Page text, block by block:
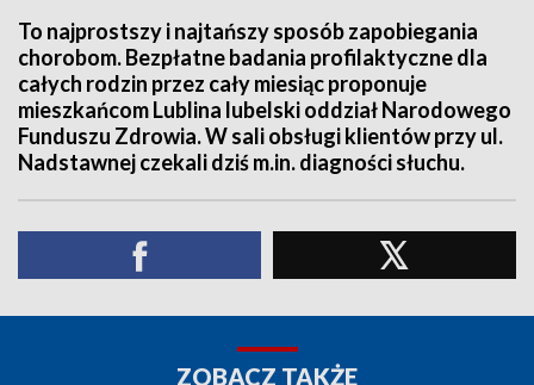
To najprostszy i najtańszy sposób zapobiegania
chorobom. Bezpłatne badania profilaktyczne dla
całych rodzin przez cały miesiąc proponuje
mieszkańcom Lublina lubelski oddział Narodowego
Funduszu Zdrowia. W sali obsługi klientów przy ul.
Nadstawnej czekali dziś m.in. diagności słuchu.
ZOBACZ TAKŻE